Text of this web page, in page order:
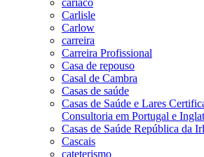
Carlisle
Carlow
carreira
Carreira Profissional
Casa de repouso
Casal de Cambra
Casas de saúde
Casas de Saúde e Lares
Consultoria em Portugal e
Casas de Saúde República da
Cascais
cateterismo